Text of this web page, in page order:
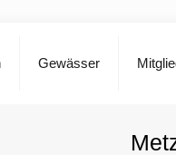
Gewässer